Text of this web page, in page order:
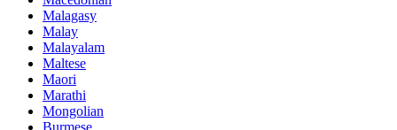
Malagasy
Malay
Malayalam
Maltese
Maori
Marathi
Mongolian